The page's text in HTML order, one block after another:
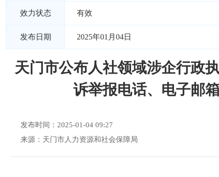
效力状态 有效
发布日期 2025年01月04日
天门市公布人社领域涉企行政
诉举报电话、电子邮
发布时间：2025-01-04 09:27
来源：天门市人力资源和社会保障局